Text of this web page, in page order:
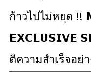
ก้าวไปไม่หยุด
𝗘𝗫𝗖𝗟𝗨𝗦𝗜𝗩𝗘
ตีความสำเร็จอย่